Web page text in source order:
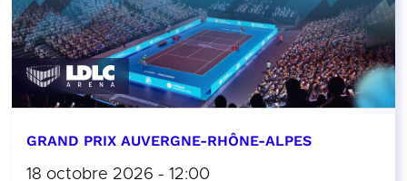
GRAND PRIX AUVERGNE-RHÔNE-ALPES
18 octobre 2026 - 12:00